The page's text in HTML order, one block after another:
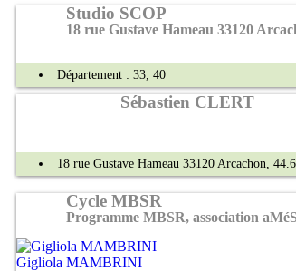
Studio SCOP
18 rue Gustave Hameau 33120
Département : 33, 40
Sébastien CLERT
18 rue Gustave Hameau 33120 Arcachon,
Cycle MBSR
Programme MBSR, association
Gigliola MAMBRINI